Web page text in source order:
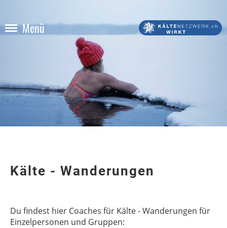
Menü
Kälte - Wanderungen
Du findest hier Coaches für Kälte - Wanderungen für
Einzelpersonen und Gruppen: